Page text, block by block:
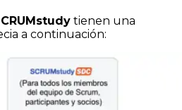
tienen una
a continuación: